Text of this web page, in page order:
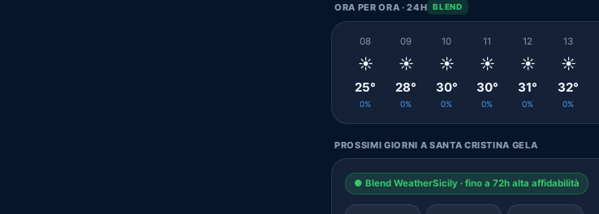
ORA PER ORA · 24H BLEND
08
☀️
25°
0%
09
☀️
28°
0%
10
☀️
30°
0%
11
☀️
30°
0%
12
☀️
31°
0%
13
☀️
32°
0%
PROSSIMI GIORNI A SANTA CRISTINA GELA
● Blend WeatherSicily · fino a 72h alta affidabilità